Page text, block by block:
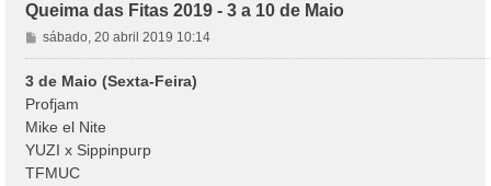
Queima das Fitas 2019 - 3 a 10 de Maio
M
e
n
g
e
m
sábado, 20 abril 2019 10:14
3 de Maio (Sexta-Feira)
Profjam
Mike el Nite
YUZI x Sippinpurp
TFMUC